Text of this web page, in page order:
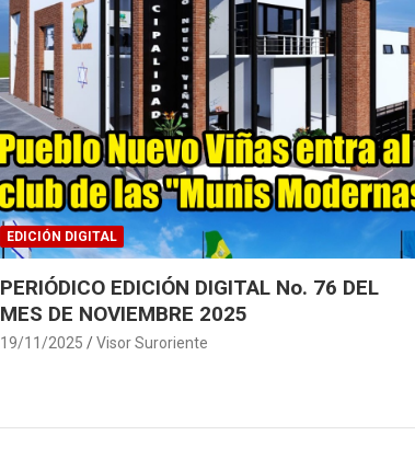
EDICIÓN DIGITAL
PERIÓDICO EDICIÓN DIGITAL No. 76 DEL
MES DE NOVIEMBRE 2025
19/11/2025 Visor Suroriente